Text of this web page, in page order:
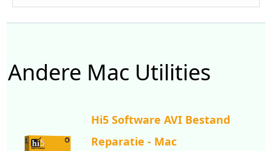
Andere Mac Utilities
Hi5 Software AVI Bestand
Reparatie - Mac